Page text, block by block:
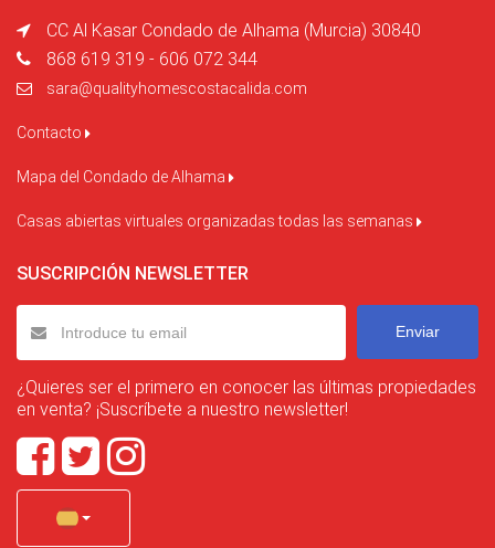
CC Al Kasar Condado de Alhama (Murcia) 30840
868 619 319 - 606 072 344
sara@qualityhomescostacalida.com
Contacto
Mapa del Condado de Alhama
Casas abiertas virtuales organizadas todas las semanas
SUSCRIPCIÓN NEWSLETTER
Enviar
¿Quieres ser el primero en conocer las últimas propiedades
en venta? ¡Suscríbete a nuestro newsletter!